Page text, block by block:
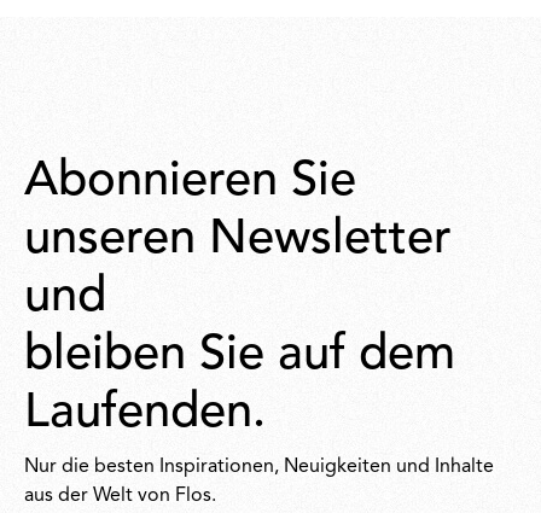
Abonnieren Sie
unseren Newsletter
und
bleiben Sie auf dem
Laufenden.
Nur die besten Inspirationen, Neuigkeiten und Inhalte
aus der Welt von Flos.